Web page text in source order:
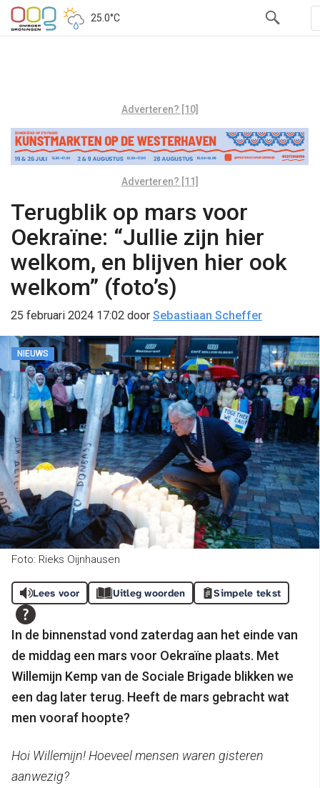
25.0°C
Adverteren? [10]
Adverteren? [11]
Terugblik op mars voor
Oekraïne: “Jullie zijn hier
welkom, en blijven hier ook
welkom” (foto’s)
25 februari 2024 17:02 door Sebastiaan Scheffer
NIEUWS
Foto: Rieks Oijnhausen
Lees voor Uitleg woorden Simpele tekst
In de binnenstad vond zaterdag aan het einde van
de middag een mars voor Oekraïne plaats. Met
Willemijn Kemp van de Sociale Brigade blikken we
een dag later terug. Heeft de mars gebracht wat
men vooraf hoopte?
Hoi Willemijn! Hoeveel mensen waren gisteren
aanwezig?